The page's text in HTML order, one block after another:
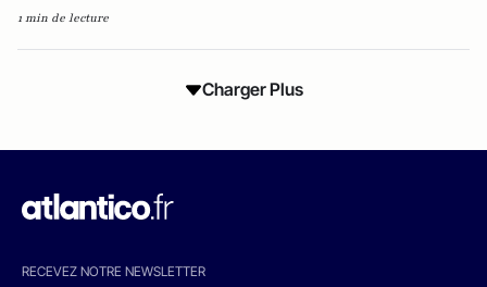
1 min de lecture
Charger Plus
RECEVEZ NOTRE NEWSLETTER